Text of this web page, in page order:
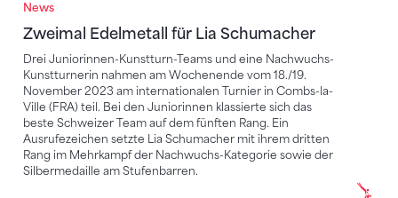
News
Zweimal Edelmetall für Lia Schumacher
Drei Juniorinnen-Kunstturn-Teams und eine Nachwuchs-
Kunstturnerin nahmen am Wochenende vom 18./19.
November 2023 am internationalen Turnier in Combs-la-
Ville (FRA) teil. Bei den Juniorinnen klassierte sich das
beste Schweizer Team auf dem fünften Rang. Ein
Ausrufezeichen setzte Lia Schumacher mit ihrem dritten
Rang im Mehrkampf der Nachwuchs-Kategorie sowie der
Silbermedaille am Stufenbarren.